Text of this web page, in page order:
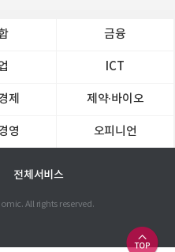
금융
ICT
제 제약∙바이오
영 오피니언
전체서비스
All rights reserved.